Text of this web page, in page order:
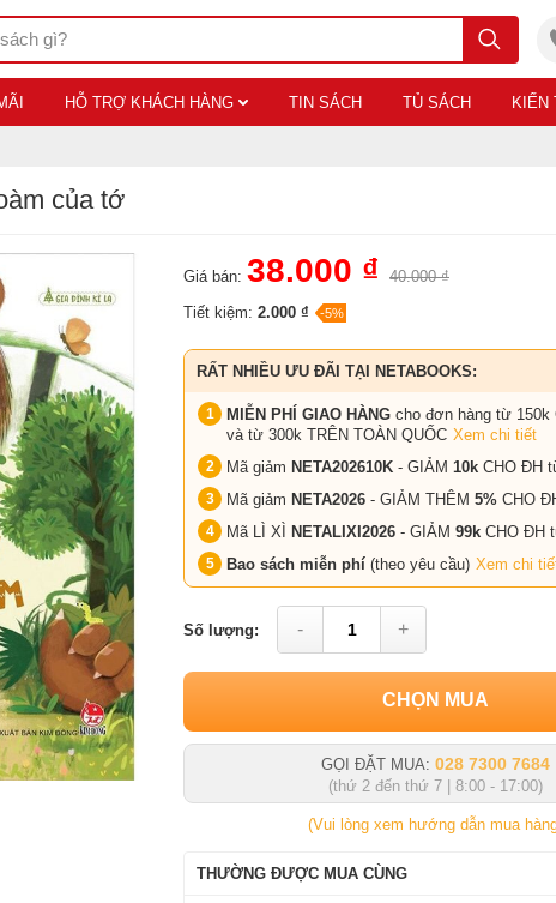
HỖ TRỢ KHÁCH HÀNG TIN SÁCH TỦ SÁCH KIẾN
của tớ
Giá bán: 38.000 ₫
40.000 ₫
Tiết kiệm: 2.000 ₫ -5%
RẤT NHIỀU ƯU ĐÃI TẠI NETABOOKS:
MIỄN PHÍ GIAO HÀNG cho đơn hàng từ 150k
và từ 300k TRÊN TOÀN QUỐC Xem chi tiết
Mã giảm NETA202610K - GIẢM 10k CHO ĐH
Mã giảm NETA2026 - GIẢM THÊM 5% CHO
Mã LÌ XÌ
NETALIXI2026 - GIẢM 99k CHO ĐH
Bao sách miễn phí (theo yêu cầu) Xem chi
Số lượng: - +
CHỌN MUA
GỌI ĐẶT MUA: 028 7300 7684
(thứ 2 đến thứ 7 | 8:00 - 17:00)
(Vui lòng xem hướng dẫn mua
THƯỜNG ĐƯỢC MUA CÙNG